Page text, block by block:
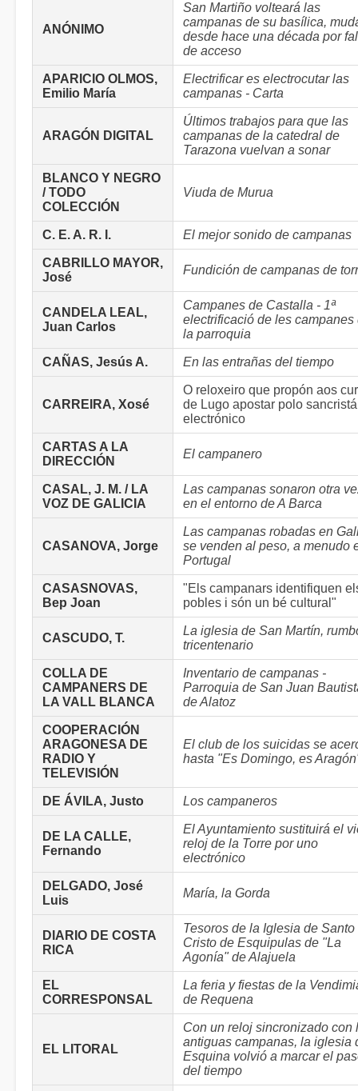
ANÓNIMO
San Martiño volteará las
campanas de su basílica,
desde hace una década por
de acceso
APARICIO OLMOS,
Emilio María
Electrificar es electrocutar las
campanas - Carta
ARAGÓN DIGITAL
Últimos trabajos para que las
campanas de la catedral de
Tarazona vuelvan a sonar
BLANCO Y NEGRO
/ TODO
COLECCIÓN
Viuda de Murua
C. E. A. R. I. El mejor sonido de campanas
CABRILLO MAYOR,
José
Fundición de campanas de
CANDELA LEAL,
Juan Carlos
Campanes de Castalla - 1ª
electrificació de les campanes
la parroquia
CAÑAS, Jesús A. En las entrañas del tiempo
CARREIRA, Xosé
O reloxeiro que propón aos
de Lugo apostar polo
electrónico
CARTAS A LA
DIRECCIÓN
El campanero
CASAL, J. M. / LA
VOZ DE GALICIA
Las campanas sonaron otra
en el entorno de A Barca
CASANOVA, Jorge
Las campanas robadas en
se venden al peso, a menudo
Portugal
CASASNOVAS,
Bep Joan
"Els campanars identifiquen
pobles i són un bé cultural"
CASCUDO, T.
La iglesia de San Martín,
tricentenario
COLLA DE
CAMPANERS DE
LA VALL BLANCA
Inventario de campanas -
Parroquia de San Juan
de Alatoz
COOPERACIÓN
ARAGONESA DE
RADIO Y
TELEVISIÓN
El club de los suicidas se
hasta "Es Domingo, es
DE ÁVILA, Justo Los campaneros
DE LA CALLE,
Fernando
El Ayuntamiento sustituirá el
reloj de la Torre por uno
electrónico
DELGADO, José
Luis
María, la Gorda
DIARIO DE COSTA
RICA
Tesoros de la Iglesia de Santo
Cristo de Esquipulas de "La
Agonía" de Alajuela
EL
CORRESPONSAL
La feria y fiestas de la
de Requena
EL LITORAL
Con un reloj sincronizado con
antiguas campanas, la iglesia
Esquina volvió a marcar el
del tiempo